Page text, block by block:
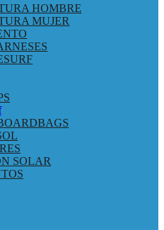
HOMBRE
MUJER
SOLAR